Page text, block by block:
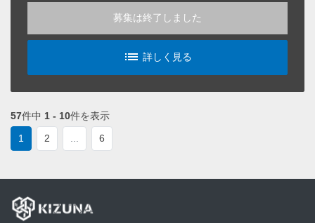
募集は終了しました
list_alt
詳しく見る
57件中 1 - 10件を表示
1
2 6